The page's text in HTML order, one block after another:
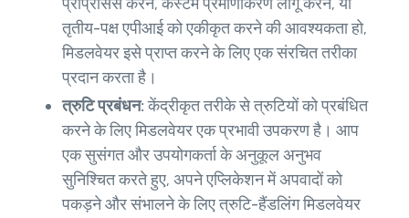
प्रीप्रोसेस करने, कस्टम प्रमाणीकरण लागू करने, या
तृतीय-पक्ष एपीआई को एकीकृत करने की आवश्यकता हो,
मिडलवेयर इसे प्राप्त करने के लिए एक संरचित तरीका
प्रदान करता है।
त्रुटि प्रबंधन:केंद्रीकृत तरीके से त्रुटियों को प्रबंधित
करने के लिए मिडलवेयर एक प्रभावी उपकरण है। आप
एक सुसंगत और उपयोगकर्ता के अनुकूल अनुभव
सुनिश्चित करते हुए, अपने एप्लिकेशन में अपवादों को
पकड़ने और संभालने के लिए त्रुटि-हैंडलिंग मिडलवेयर